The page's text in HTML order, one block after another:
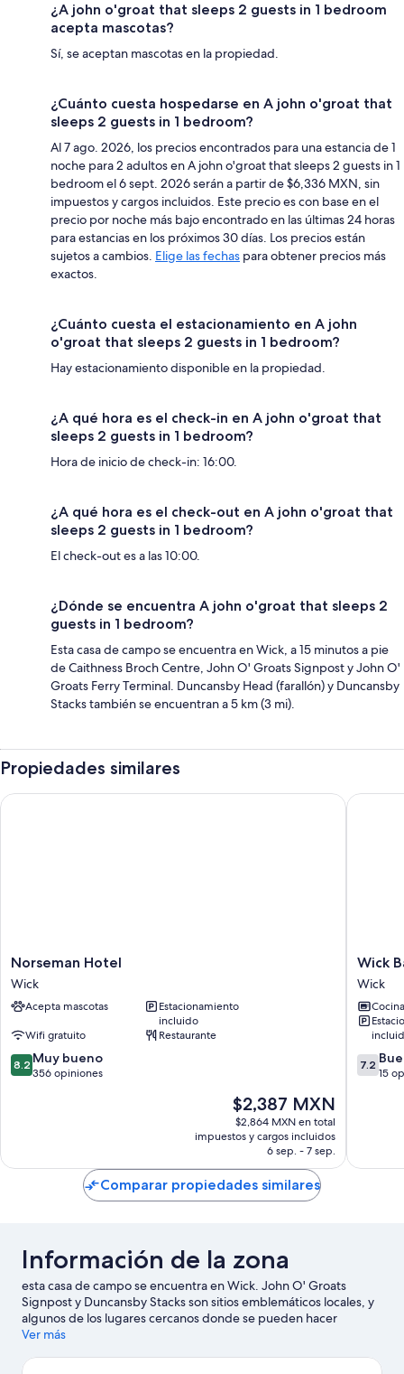
¿A john o'groat that sleeps 2 guests in 1 bedroom
acepta mascotas?
Sí, se aceptan mascotas en la propiedad.
¿Cuánto cuesta hospedarse en A john o'groat that
sleeps 2 guests in 1 bedroom?
Al 7 ago. 2026, los precios encontrados para una estancia de 1
noche para 2 adultos en A john o'groat that sleeps 2 guests in 1
bedroom el 6 sept. 2026 serán a partir de $6,336 MXN, sin
impuestos y cargos incluidos. Este precio es con base en el
precio por noche más bajo encontrado en las últimas 24 horas
para estancias en los próximos 30 días. Los precios están
sujetos a cambios. Elige las fechas para obtener precios más
exactos.
¿Cuánto cuesta el estacionamiento en A john
o'groat that sleeps 2 guests in 1 bedroom?
Hay estacionamiento disponible en la propiedad.
¿A qué hora es el check-in en A john o'groat that
sleeps 2 guests in 1 bedroom?
Hora de inicio de check-in: 16:00.
¿A qué hora es el check-out en A john o'groat that
sleeps 2 guests in 1 bedroom?
El check-out es a las 10:00.
¿Dónde se encuentra A john o'groat that sleeps 2
guests in 1 bedroom?
Esta casa de campo se encuentra en Wick, a 15 minutos a pie
de Caithness Broch Centre, John O' Groats Signpost y John O'
Groats Ferry Terminal. Duncansby Head (farallón) y Duncansby
Stacks también se encuentran a 5 km (3 mi).
Propiedades similares
Norseman
Hotel
Wick
Norseman Hotel
Wick
Acepta mascotas
Estacionamiento
incluido
Wifi gratuito
Restaurante
8.2
de
8.2 Muy bueno
356 opiniones
El
precio
actual
de
$2,387 MXN
$2,387 MXN
$2,864 MXN en total
impuestos y cargos incluidos
6 sep. - 7 sep.
Norseman Hotel
Wick
Bay
Wick
Wick
Wick
Cocina
7.2
de
7.2
15
Wick
Comparar propiedades similares
Información de la zona
esta casa de campo se encuentra en Wick. John O' Groats
Signpost y Duncansby Stacks son sitios emblemáticos locales, y
algunos de los lugares cercanos donde se pueden hacer
actividades incluyen John O' Groats Ferry Terminal y Gills Bay
Ver más